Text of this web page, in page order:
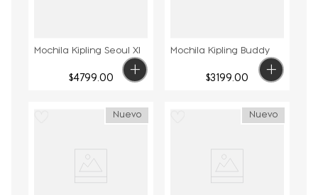
Mochila Kipling Seoul Xl
$4799.00
Mochila Kipling Buddy
$3199.00
Nuevo Nuevo